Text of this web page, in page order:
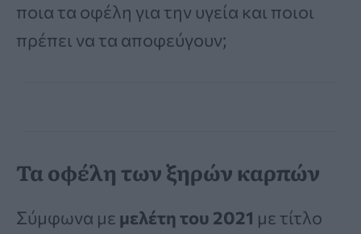
ποια τα οφέλη για την υγεία και ποιοι
πρέπει να τα αποφεύγουν;
Τα οφέλη των ξηρών καρπών
Σύμφωνα με μελέτη του 2021 με τίτλο